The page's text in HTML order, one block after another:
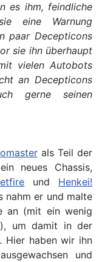
es ihm, feindliche
eine Warnung
paar Decepticons
sie ihn überhaupt
vielen Autobots
an Decepticons
gerne seinen
als Teil der
neues Chassis,
und Henkei!
nahm er und malte
an (mit ein wenig
um damit in der
Hier haben wir ihn
und